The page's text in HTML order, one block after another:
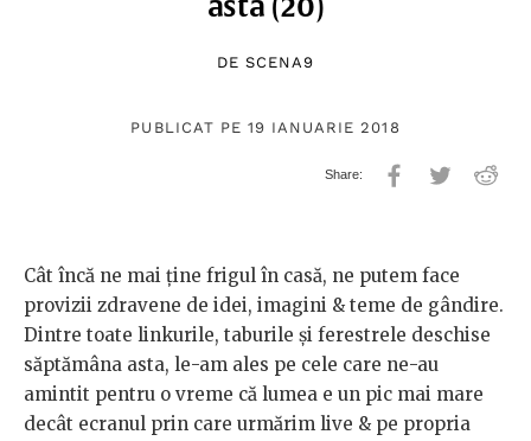
DE SCENA9
PUBLICAT PE 19 IANUARIE 2018
Cât încă ne mai ține frigul în casă, ne putem face
provizii zdravene de idei, imagini & teme de gândire.
Dintre toate linkurile, taburile și ferestrele deschise
săptămâna asta, le-am ales pe cele care ne-au
amintit pentru o vreme că lumea e un pic mai mare
decât ecranul prin care urmărim live & pe propria